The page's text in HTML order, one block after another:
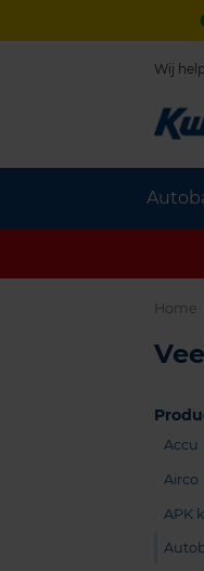
Wij
Home
Accu
Airco
APK